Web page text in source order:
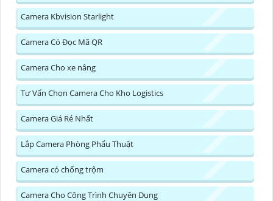
Camera Kbvision Starlight
Camera Có Đọc Mã QR
Camera Cho xe nâng
Tư Vấn Chọn Camera Cho Kho Logistics
Camera Giá Rẻ Nhất
Lắp Camera Phòng Phẩu Thuật
Camera có chống trộm
Camera Cho Công Trình Chuyên Dụng